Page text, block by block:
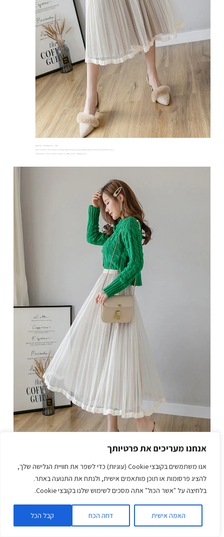
אנחנו מעריכים את פרטיותך
אנו משתמשים בקובצי Cookie (עוגיות) כדי לשפר את חוויית הגלישה שלך,
להציג פרסומות או תוכן מותאמים אישית, ולנתח את התנועה באתר.
בלחיצה על "אשר הכול" אתה מסכים לשימוש שלנו בקובצי Cookie.
האמה אישית דחה הכח קבל הכל